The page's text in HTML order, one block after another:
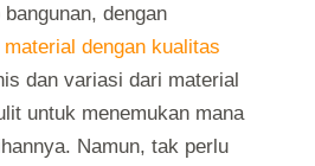
dengan
material dengan kualitas
dan variasi dari material
untuk menemukan mana
Namun, tak perlu